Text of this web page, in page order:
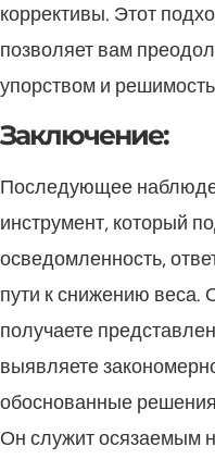
коррективы. Этот
позволяет вам
упорством и
Заключение:
Последующее
инструмент, который
осведомленность,
пути к снижению веса.
получаете
выявляете
обоснованные
Он служит осязаемым